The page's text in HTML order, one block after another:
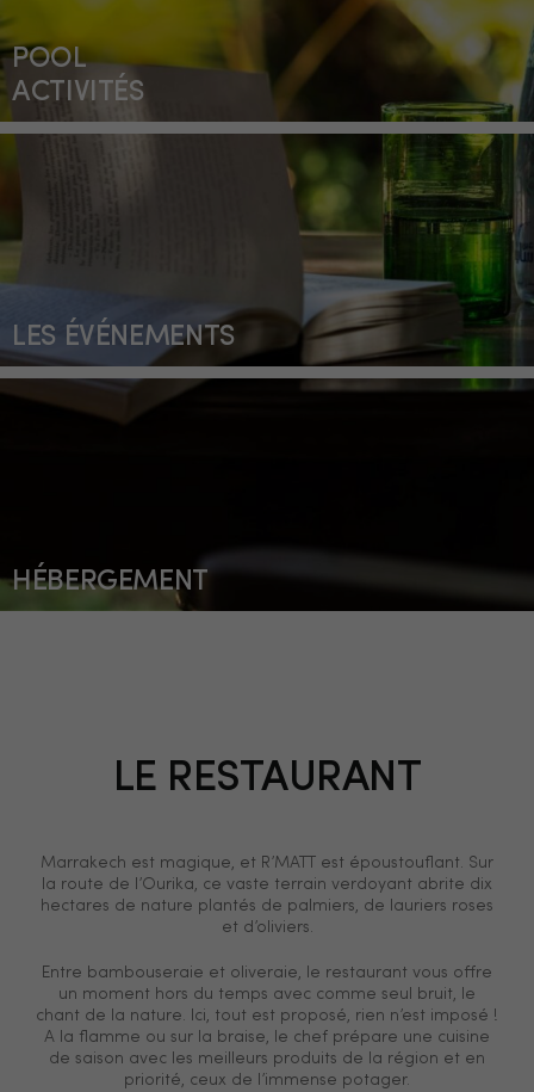
POOL
ACTIVITÉS
LES ÉVÉNEMENTS
HÉBERGEMENT
LE RESTAURANT
Marrakech est magique, et R’MATT est époustouflant. Sur
la route de l’Ourika, ce vaste terrain verdoyant abrite dix
hectares de nature plantés de palmiers, de lauriers roses
et d’oliviers.
Entre bambouseraie et oliveraie, le restaurant vous offre
un moment hors du temps avec comme seul bruit, le
chant de la nature. Ici, tout est proposé, rien n’est imposé !
A la flamme ou sur la braise, le chef prépare une cuisine
de saison avec les meilleurs produits de la région et en
priorité, ceux de l’immense potager.